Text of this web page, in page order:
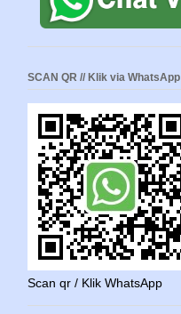
SCAN QR // Klik via WhatsApp
Scan qr / Klik WhatsApp